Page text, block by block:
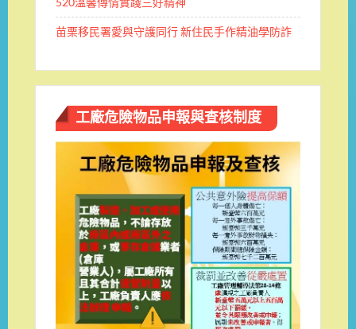
苗栗移民署愛與守護同行 新住民手作精油學防詐
工廠危險物品申報與查核制度